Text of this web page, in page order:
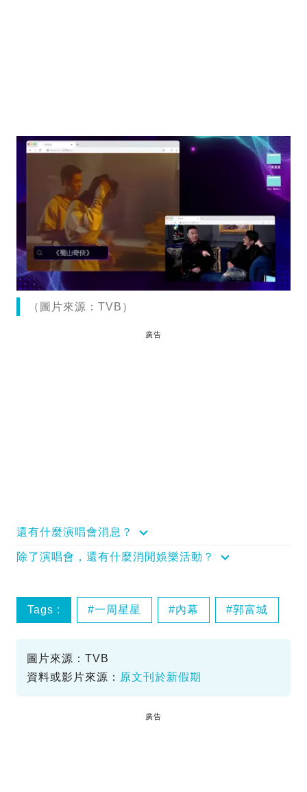
（圖片來源：TVB）
廣告
還有什麼演唱會消息？
除了演唱會，還有什麼消閒娛樂活動？
Tags : 一周星星 內幕 郭富城
圖片來源：TVB
資料或影片來源： 原文刊於新假期
廣告